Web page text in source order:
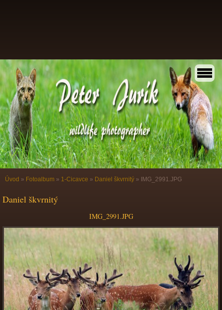
Úvod » Fotoalbum » 1-Cicavce » Daniel škvrnitý » IMG_2991.JPG
Daniel škvrnitý
IMG_2991.JPG